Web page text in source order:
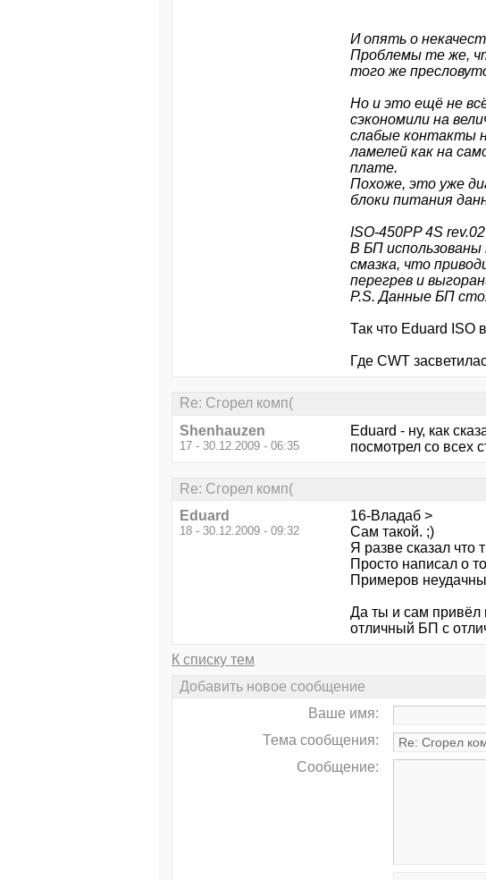
И опять о
Проблемы те же,
того же
Но и это ещё не
сэкономили на
слабые контакты
ламелей как на
плате.
Похоже, это уже
блоки питания
ISO-450PP 4S rev.02
В БП
смазка, что
перегрев и
P.S. Данные БП
Так что Eduard ISO
Где CWT
Re: Сгорел комп(
Shenhauzen
17 - 30.12.2009 - 06:35
Eduard - ну, как
посмотрел со всех
Re: Сгорел комп(
Eduard
18 - 30.12.2009 - 09:32
16-Владаб >
Сам такой. ;)
Я разве сказал что
Просто написал о
Примеров
Да ты и сам привёл
отличный БП с
К списку тем
Добавить новое сообщение
Ваше имя:
Тема сообщения:
Сообщение: